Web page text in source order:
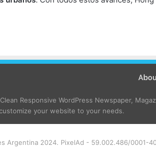
Responsive WordPress Newspaper,
your website to your needs.
Argentina 2024. PixelAd - 59.002.486/0001-